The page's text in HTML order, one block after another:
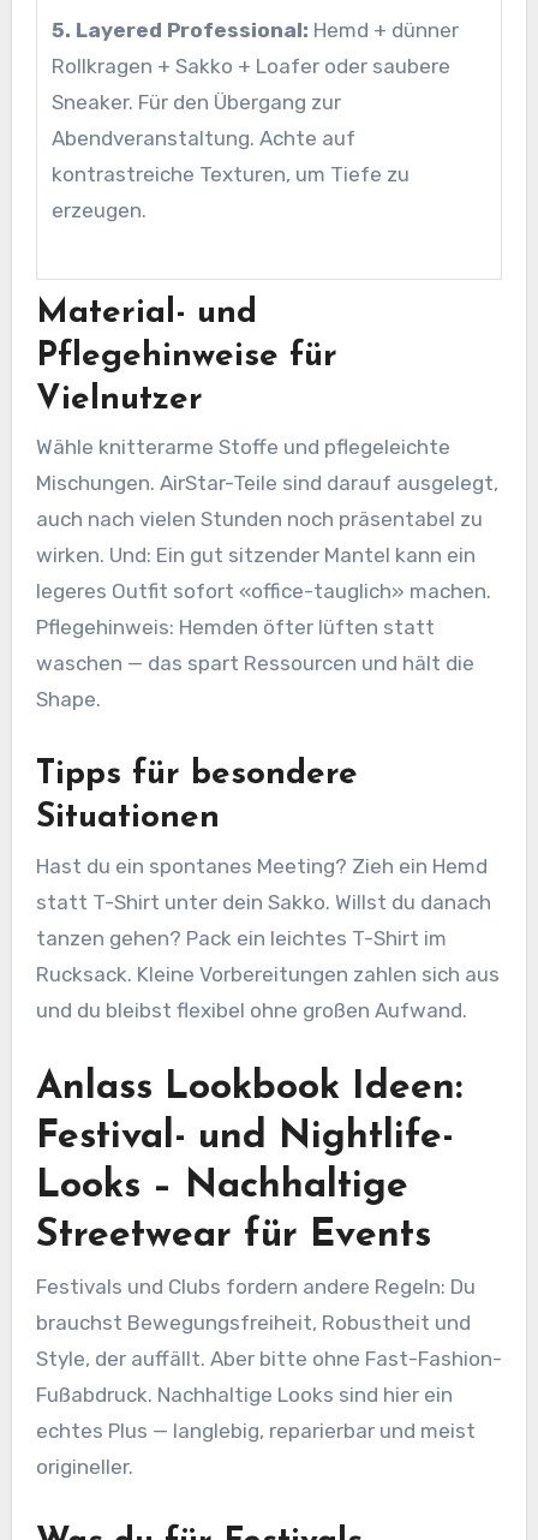
5. Layered Professional: Hemd + dünner
Rollkragen + Sakko + Loafer oder saubere
Sneaker. Für den Übergang zur
Abendveranstaltung. Achte auf
kontrastreiche Texturen, um Tiefe zu
erzeugen.
Material- und
Pflegehinweise für
Vielnutzer
Wähle knitterarme Stoffe und pflegeleichte
Mischungen. AirStar-Teile sind darauf ausgelegt,
auch nach vielen Stunden noch präsentabel zu
wirken. Und: Ein gut sitzender Mantel kann ein
legeres Outfit sofort «office-tauglich» machen.
Pflegehinweis: Hemden öfter lüften statt
waschen — das spart Ressourcen und hält die
Shape.
Tipps für besondere
Situationen
Hast du ein spontanes Meeting? Zieh ein Hemd
statt T-Shirt unter dein Sakko. Willst du danach
tanzen gehen? Pack ein leichtes T-Shirt im
Rucksack. Kleine Vorbereitungen zahlen sich aus
und du bleibst flexibel ohne großen Aufwand.
Anlass Lookbook Ideen:
Festival- und Nightlife-
Looks – Nachhaltige
Streetwear für Events
Festivals und Clubs fordern andere Regeln: Du
brauchst Bewegungsfreiheit, Robustheit und
Style, der auffällt. Aber bitte ohne Fast-Fashion-
Fußabdruck. Nachhaltige Looks sind hier ein
echtes Plus — langlebig, reparierbar und meist
origineller.